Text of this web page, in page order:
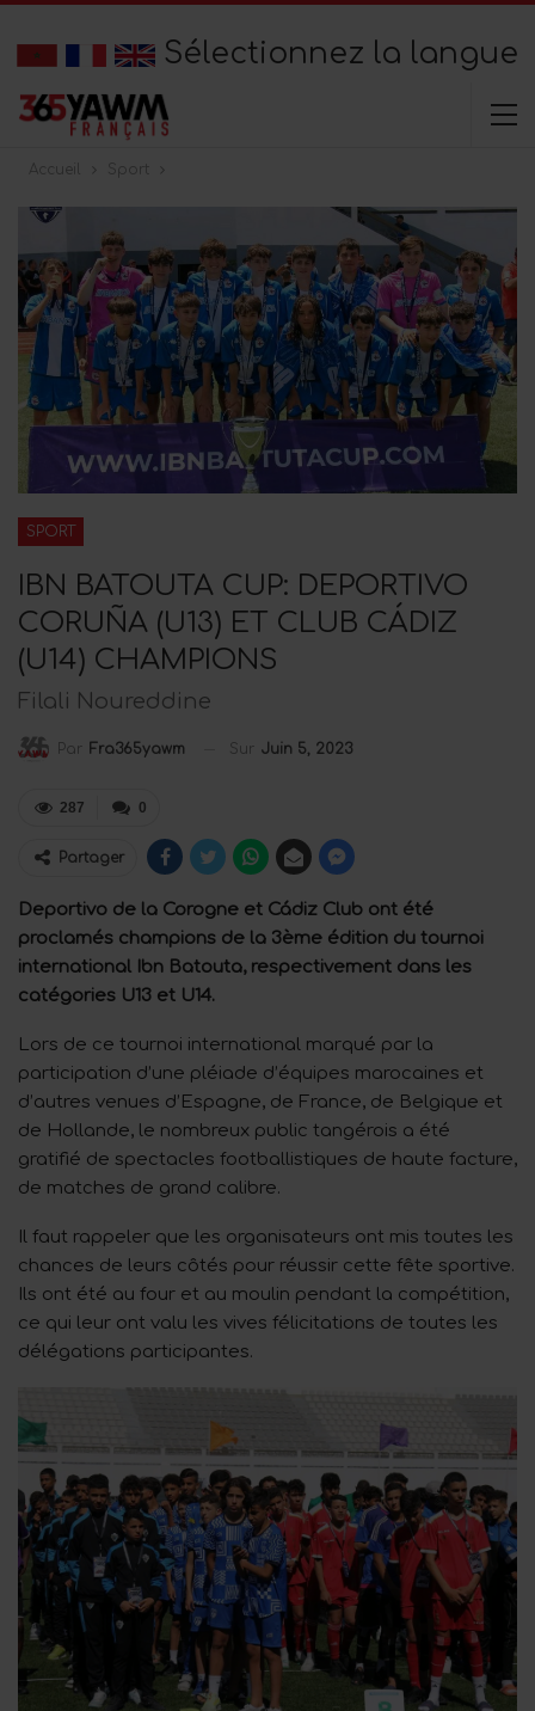
Sélectionnez la langue
Accueil Sport
SPORT
IBN BATOUTA CUP: DEPORTIVO
CORUÑA (U13) ET CLUB CÁDIZ
(U14) CHAMPIONS
Filali Noureddine
Par Fra365yawm Sur Juin 5, 2023
0
287
Partager
Deportivo de la Corogne et Cádiz Club ont été
proclamés champions de la 3ème édition du tournoi
international Ibn Batouta, respectivement dans les
catégories U13 et U14.
Lors de ce tournoi international marqué par la
participation d’une pléiade d’équipes marocaines et
d’autres venues d’Espagne, de France, de Belgique et
de Hollande, le nombreux public tangérois a été
gratifié de spectacles footballistiques de haute facture,
de matches de grand calibre.
Il faut rappeler que les organisateurs ont mis toutes les
chances de leurs côtés pour réussir cette fête sportive.
Ils ont été au four et au moulin pendant la compétition,
ce qui leur ont valu les vives félicitations de toutes les
délégations participantes.